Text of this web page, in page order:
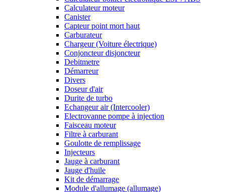
Calculateur moteur
Canister
Capteur point mort haut
Carburateur
Chargeur (Voiture électrique)
Conjoncteur disjoncteur
Debitmetre
Démarreur
Divers
Doseur d'air
Durite de turbo
Echangeur air (Intercooler)
Electrovanne pompe à injection
Faisceau moteur
Filtre à carburant
Goulotte de remplissage
Injecteurs
Jauge à carburant
Jauge d'huile
Kit de démarrage
Module d'allumage (allumage)